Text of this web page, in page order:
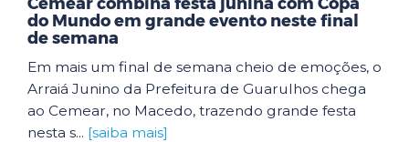
do Mundo em grande evento neste final
de semana
Em mais um final de semana cheio de emoções, o
Arraiá Junino da Prefeitura de Guarulhos chega
ao Cemear, no Macedo, trazendo grande festa
nesta s... [saiba mais]